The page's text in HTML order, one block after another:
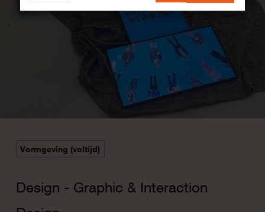
Vormgeving (voltijd)
Design - Graphic & Interaction